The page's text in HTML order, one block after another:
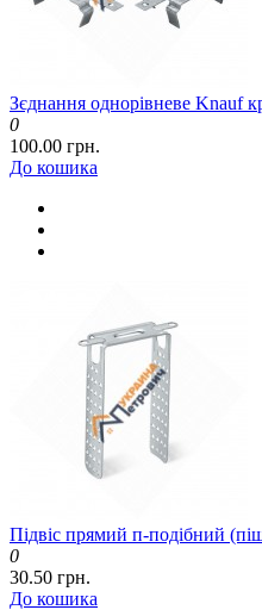
Зєднання однорівневе Knauf
0
100.00 грн.
До кошика
Підвіс прямий п-подібний
0
30.50 грн.
До кошика